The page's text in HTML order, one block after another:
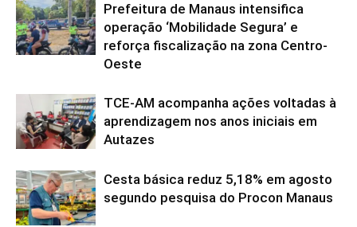
Prefeitura de Manaus intensifica
operação ‘Mobilidade Segura’ e
reforça fiscalização na zona Centro-
Oeste
TCE-AM acompanha ações voltadas à
aprendizagem nos anos iniciais em
Autazes
Cesta básica reduz 5,18% em agosto
segundo pesquisa do Procon Manaus